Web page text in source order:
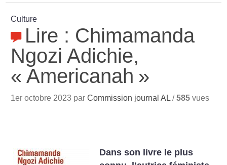
Culture
Lire : Chimamanda
Ngozi Adichie,
« Americanah »
1er octobre 2023 parCommission journal AL /585 vues
Dans son livre le plus